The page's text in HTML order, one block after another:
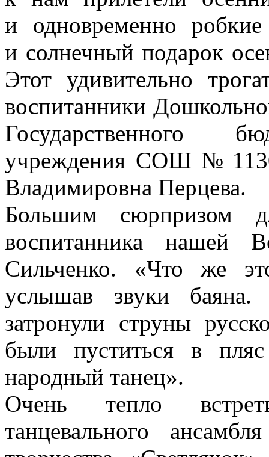
и одновременно
и солнечный подарок
Этот удивительно
воспитанники
Государственного
учреждения СОШ №
Владимировна Перцева.
Большим сюрпризом
воспитанника нашей
Сильченко. «Что же
услышав звуки
затронули струны
были пуститься в
народный танец».
Очень тепло
танцевального